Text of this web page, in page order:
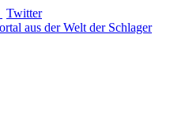
Twitter